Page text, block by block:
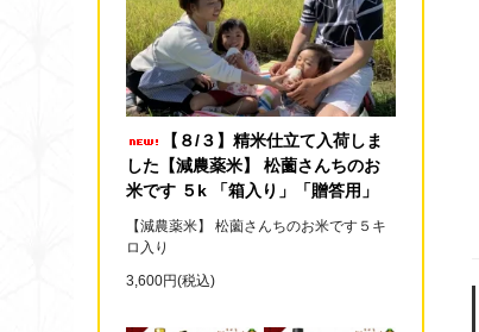
【８/３】精米仕立て入荷しま
した【減農薬米】 松薗さんちのお
米です ５k 「箱入り」「贈答用」
【減農薬米】 松薗さんちのお米です５キ
ロ入り
3,600円(税込)